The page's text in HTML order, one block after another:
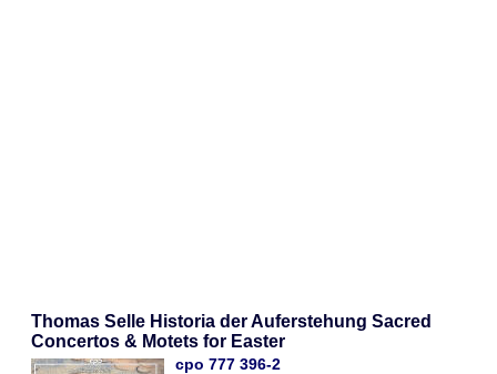
Thomas Selle Historia der Auferstehung Sacred
Concertos & Motets for Easter
cpo 777 396-2